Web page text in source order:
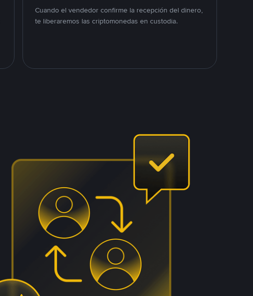
Cuando el vendedor confirme la recepción del dinero,
te liberaremos las criptomonedas en custodia.